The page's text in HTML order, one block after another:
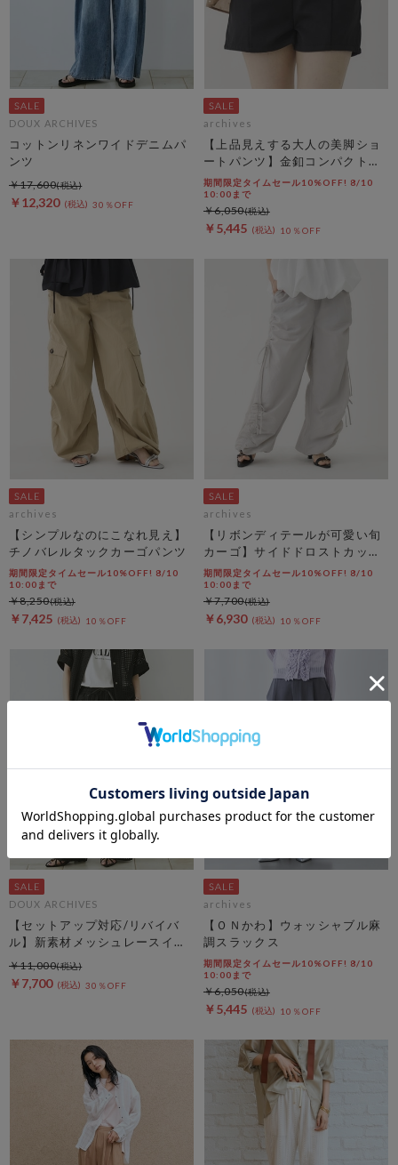
DOUX ARCHIVES
コットンリネンワイドデニムパ
ンツ
￥12,320 30％OFF
￥17,600
archives
【上品見えする大人の美脚ショ
ートパンツ】金釦コンパクトシ
ョートパンツ
期間限定タイムセール10%OFF! 8/10
10:00まで
￥5,445 10％OFF
￥6,050
archives
【シンプルなのにこなれ見え】
チノバレルタックカーゴパンツ
期間限定タイムセール10%OFF! 8/10
10:00まで
￥7,425 10％OFF
￥8,250
archives
【リボンディテールが可愛い旬
カーゴ】サイドドロストカット
リボンカーゴＰＴ
期間限定タイムセール10%OFF! 8/10
10:00まで
￥6,930 10％OFF
￥7,700
DOUX ARCHIVES
【セットアップ対応/リバイバ
ル】新素材メッシュレースイー
ジーパンツ
￥7,700 30％OFF
￥11,000
archives
【ＯＮかわ】ウォッシャブル麻
調スラックス
期間限定タイムセール10%OFF! 8/10
10:00まで
￥5,445 10％OFF
￥6,050